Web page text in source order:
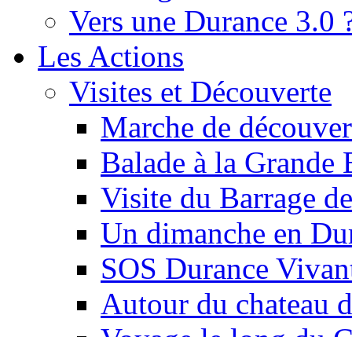
Vers une Durance 3.0
Les Actions
Visites et Découverte
Marche de
Balade à la Grande
Visite du Barrage
Un dimanche en
SOS Durance
Autour du chateau